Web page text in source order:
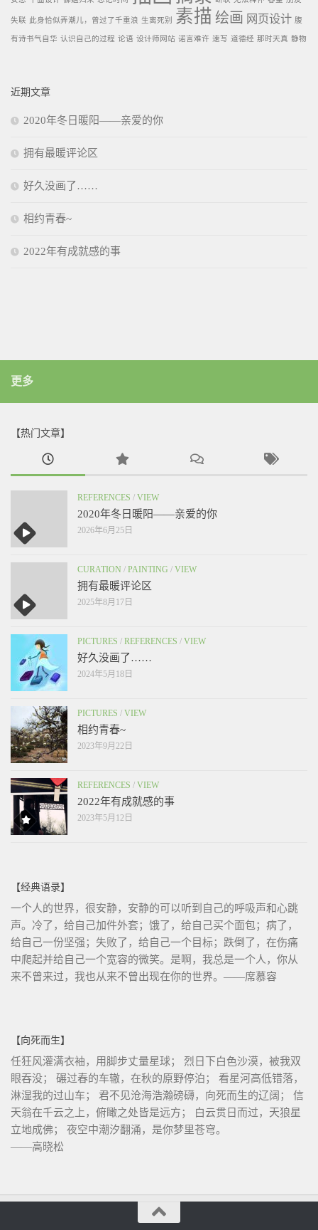
失联 此身恰似弄潮儿，曾过了千重浪 生离死别 素描 绘画 网页设计 腹
有诗书气自华 认识自己的过程 论语 设计师网站 诺言难许 速写 道德经 那时天真 静物
近期文章
2020年冬日暖阳——亲爱的你
拥有最暖评论区
好久没画了……
相约青春~
2022年有成就感的事
更多
【热门文章】
REFERENCES / VIEW
2020年冬日暖阳——亲爱的你
2026年6月25日
CURATION / PAINTING / VIEW
拥有最暖评论区
2025年8月17日
PICTURES / REFERENCES / VIEW
好久没画了……
2024年5月18日
PICTURES / VIEW
相约青春~
2023年9月22日
REFERENCES / VIEW
2022年有成就感的事
2023年5月12日
【经典语录】
一个人的世界，很安静，安静的可以听到自己的呼吸声和心跳
声。冷了，给自己加件外套；饿了，给自己买个面包；病了，
给自己一份坚强；失败了，给自己一个目标；跌倒了，在伤痛
中爬起并给自己一个宽容的微笑。是啊，我总是一个人，你从
来不曾来过，我也从来不曾出现在你的世界。——席慕容
【向死而生】
任狂风灌满衣袖，用脚步丈量星球； 烈日下白色沙漠，被我双
眼吞没； 碾过春的车辙，在秋的原野停泊； 看星河高低错落，
淋湿我的过山车； 君不见沧海浩瀚磅礴，向死而生的辽阔； 信
天翁在千云之上，俯瞰之处皆是远方； 白云贯日而过，天狼星
立地成佛； 夜空中潮汐翻涌，是你梦里苍穹。
——高晓松